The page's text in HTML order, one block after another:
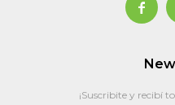

¡Suscribite y recibí